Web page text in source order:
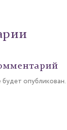
опубликован.